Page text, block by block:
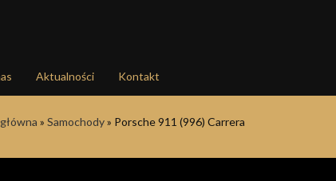
Aktualności Kontakt
» Samochody» Porsche 911 (996) Carrera